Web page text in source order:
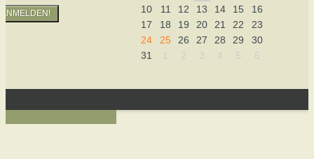
10
11 12 13 14 15
16
17
18 19 20 21 22
23
24
25 26 27 28 29
30
31
2 3 4 5 6